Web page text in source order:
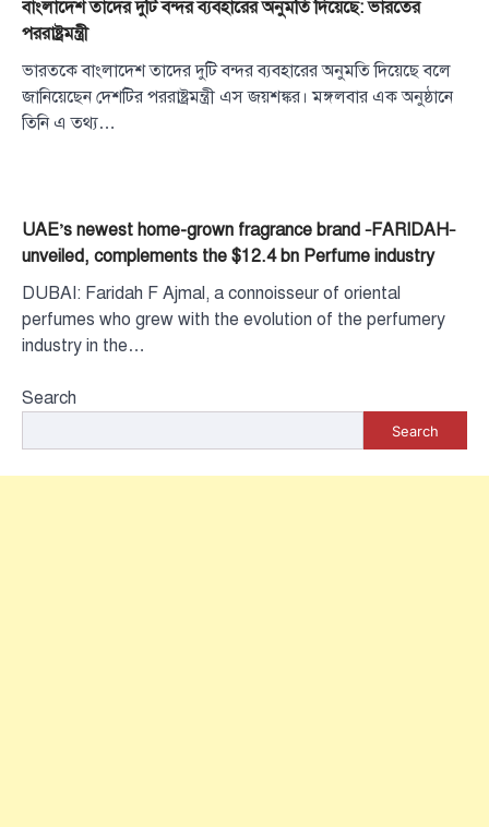
বাংলাদেশ তাদের দুটি বন্দর ব্যবহারের অনুমতি দিয়েছে: ভারতের
পররাষ্ট্রমন্ত্রী
ভারতকে বাংলাদেশ তাদের দুটি বন্দর ব্যবহারের অনুমতি দিয়েছে বলে
জানিয়েছেন দেশটির পররাষ্ট্রমন্ত্রী এস জয়শঙ্কর। মঙ্গলবার এক অনুষ্ঠানে
তিনি এ তথ্য…
UAE’s newest home-grown fragrance brand –FARIDAH–
unveiled, complements the $12.4 bn Perfume industry
DUBAI: Faridah F Ajmal, a connoisseur of oriental
perfumes who grew with the evolution of the perfumery
industry in the…
Search
Search